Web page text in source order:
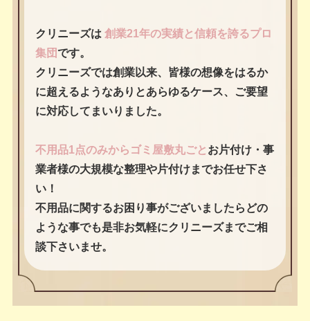
クリニーズは 創業21年の実績と信頼を誇るプロ
集団です。
クリニーズでは創業以来、皆様の想像をはるか
に超えるようなありとあらゆるケース、ご要望
に対応してまいりました。
不用品1点のみからゴミ屋敷丸ごと お片付け・事
業者様の大規模な整理や片付けまでお任せ下さ
い！
不用品に関するお困り事がございましたらどの
ような事でも是非お気軽にクリニーズまでご相
談下さいませ。